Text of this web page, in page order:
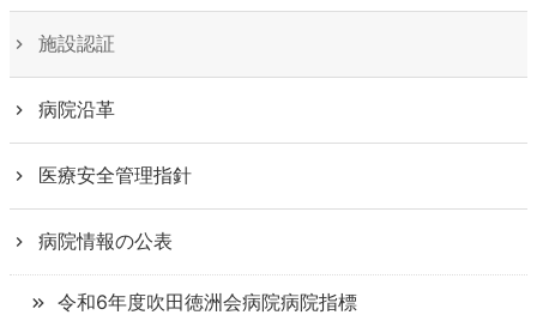
施設認証
病院沿革
医療安全管理指針
病院情報の公表
令和6年度吹田徳洲会病院病院指標